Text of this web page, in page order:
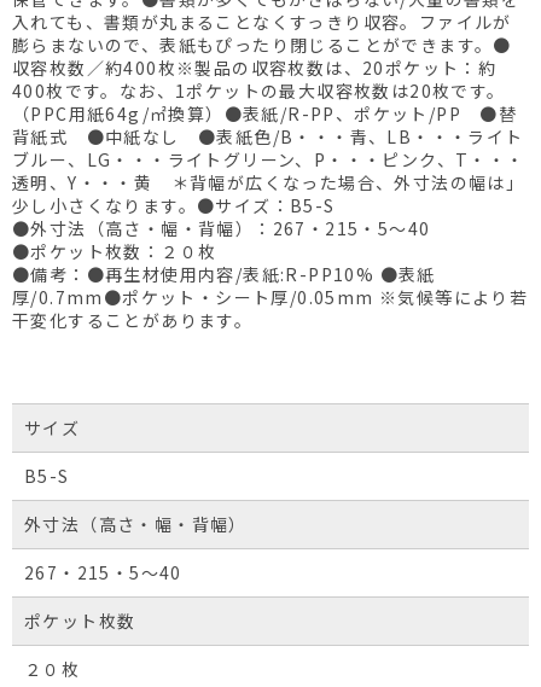
入れても、書類が丸まることなくすっきり収容。ファイルが
膨らまないので、表紙もぴったり閉じることができます。●
収容枚数／約400枚※製品の収容枚数は、20ポケット：約
400枚です。なお、1ポケットの最大収容枚数は20枚です。
（PPC用紙64g/㎡換算）●表紙/R-PP、ポケット/PP ●替
背紙式 ●中紙なし ●表紙色/B・・・青、LB・・・ライト
ブルー、LG・・・ライトグリーン、P・・・ピンク、T・・・
透明、Y・・・黄 ＊背幅が広くなった場合、外寸法の幅は」
少し小さくなります。●サイズ：B5-S
●外寸法（高さ・幅・背幅）：267・215・5～40
●ポケット枚数：２０枚
●備考：●再生材使用内容/表紙:R-PP10% ●表紙
厚/0.7mm●ポケット・シート厚/0.05mm ※気候等により若
干変化することがあります。
サイズ
B5-S
外寸法（高さ・幅・背幅）
267・215・5～40
ポケット枚数
２０枚